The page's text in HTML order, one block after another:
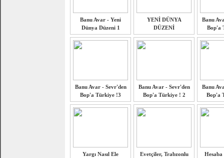
Banu Avar - Yeni
Dünya Düzeni 1
YENİ DÜNYA
DÜZENİ
Banu
Bop'a
Banu Avar - Sevr'den
Bop'a Türkiye !3
Banu Avar - Sevr'den
Bop'a Türkiye ! 2
Banu
Bop'a
Yargı Nasıl Ele
Evetçiler, Trabzonlu
Hesaba